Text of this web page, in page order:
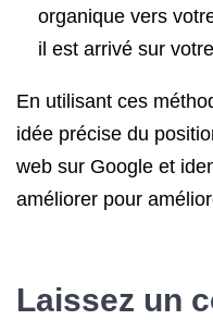
organique vers
il est arrivé sur
En utilisant ces
idée précise du
web sur Google et
améliorer pour
Laissez un